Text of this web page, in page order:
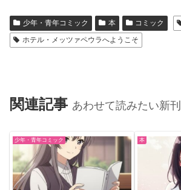
少年・青年コミック 本 コミック
ホテル・メッツァペウラへようこそ
関連記事 あわせて読みたい新刊
少年・青年コミック 本